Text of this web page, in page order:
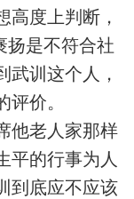
高度上判断，
扬是不符合社
武训这个人，
价。
老人家那样
平的行事为人
到底应不应该